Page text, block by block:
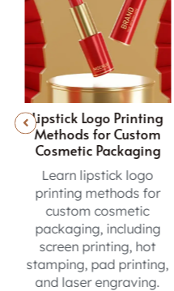
Why Lipsticks Melt
During Shipping and
How to Prevent It?
Learn why lipstick melts
during shipping and
discover formula,
packaging, and
logistics solutions to
prevent heat-related
product damage.